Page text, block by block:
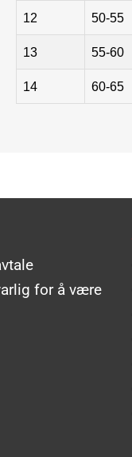
12 50-55
13 55-60
14 60-65
for å være